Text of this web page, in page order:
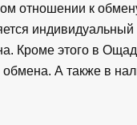
отношении к
Кроме этого в
А также в